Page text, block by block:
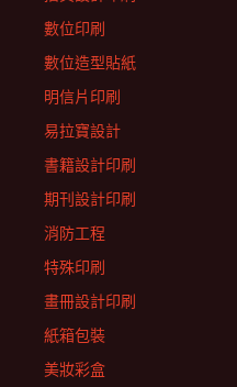
數位印刷
數位造型貼紙
明信片印刷
易拉寶設計
書籍設計印刷
期刊設計印刷
消防工程
特殊印刷
畫冊設計印刷
紙箱包裝
美妝彩盒